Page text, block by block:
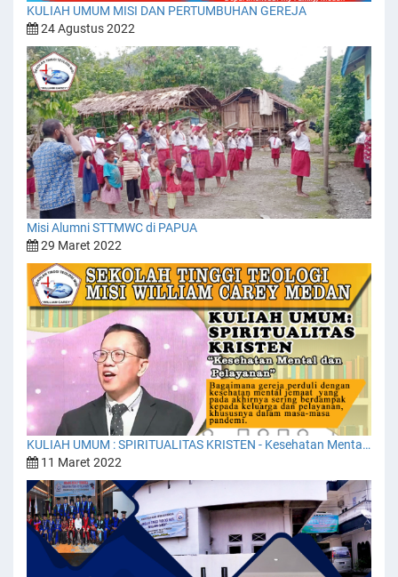
KULIAH UMUM MISI DAN PERTUMBUHAN GEREJA
24 Agustus 2022
Misi Alumni STTMWC di PAPUA
29 Maret 2022
KULIAH UMUM : SPIRITUALITAS KRISTEN - Kesehatan Mental dan Pelayanan"
11 Maret 2022